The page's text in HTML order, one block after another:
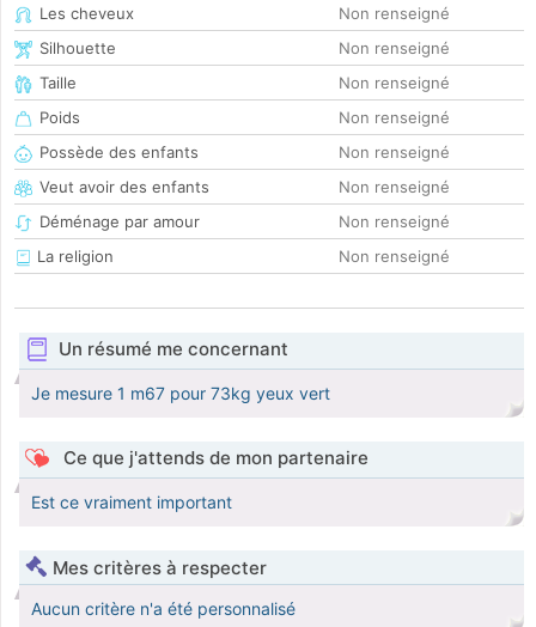
Les cheveux
Non renseigné
Silhouette
Non renseigné
Taille
Non renseigné
Poids
Non renseigné
Possède des enfants
Non renseigné
Veut avoir des enfants
Non renseigné
Déménage par amour
Non renseigné
La religion
Non renseigné
Un résumé me concernant
Je mesure 1 m67 pour 73kg yeux vert
Ce que j'attends de mon partenaire
Est ce vraiment important
Mes critères à respecter
Aucun critère n'a été personnalisé